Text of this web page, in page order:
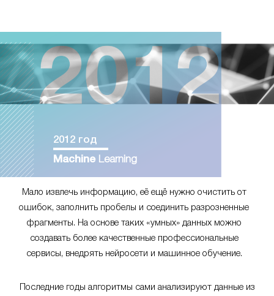
2012 год
Machine Learning
Мало извлечь информацию, её ещё нужно очистить от
ошибок, заполнить пробелы и соединить разрозненные
фрагменты. На основе таких «умных» данных можно
создавать более качественные профессиональные
сервисы, внедрять нейросети и машинное обучение.
Последние годы алгоритмы сами анализируют данные из